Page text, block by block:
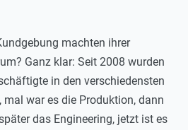
machten ihrer
Ganz klar: Seit 2008 wurden
in den verschiedensten
mal war es die Produktion, dann
das Engineering, jetzt ist es